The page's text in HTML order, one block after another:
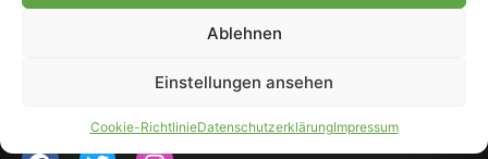
Ablehnen
Einstellungen ansehen
Cookie-RichtlinieDatenschutzerklärungImpressum
bei der Deutschen
Nationalbibliothek (ISSN 1868-
auszugsweise, nur mit